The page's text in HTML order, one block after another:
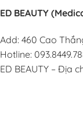
ED BEAUTY
Add: 460 Cao
Hotline:
ED BEAUTY – Địa